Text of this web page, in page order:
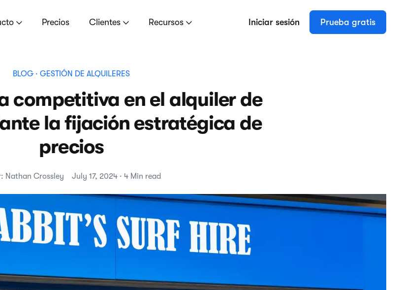
Precios Clientes Recursos Iniciar sesión Prueba gratis
BLOG · GESTIÓN DE ALQUILERES
competitiva en el alquiler de
la fijación estratégica de
precios
Nathan Crossley July 17, 2024 · 4 Min read